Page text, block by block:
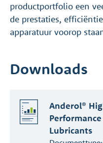
productportfolio een
de prestaties,
apparatuur voorop
Downloads
Anderol®
Lubricants